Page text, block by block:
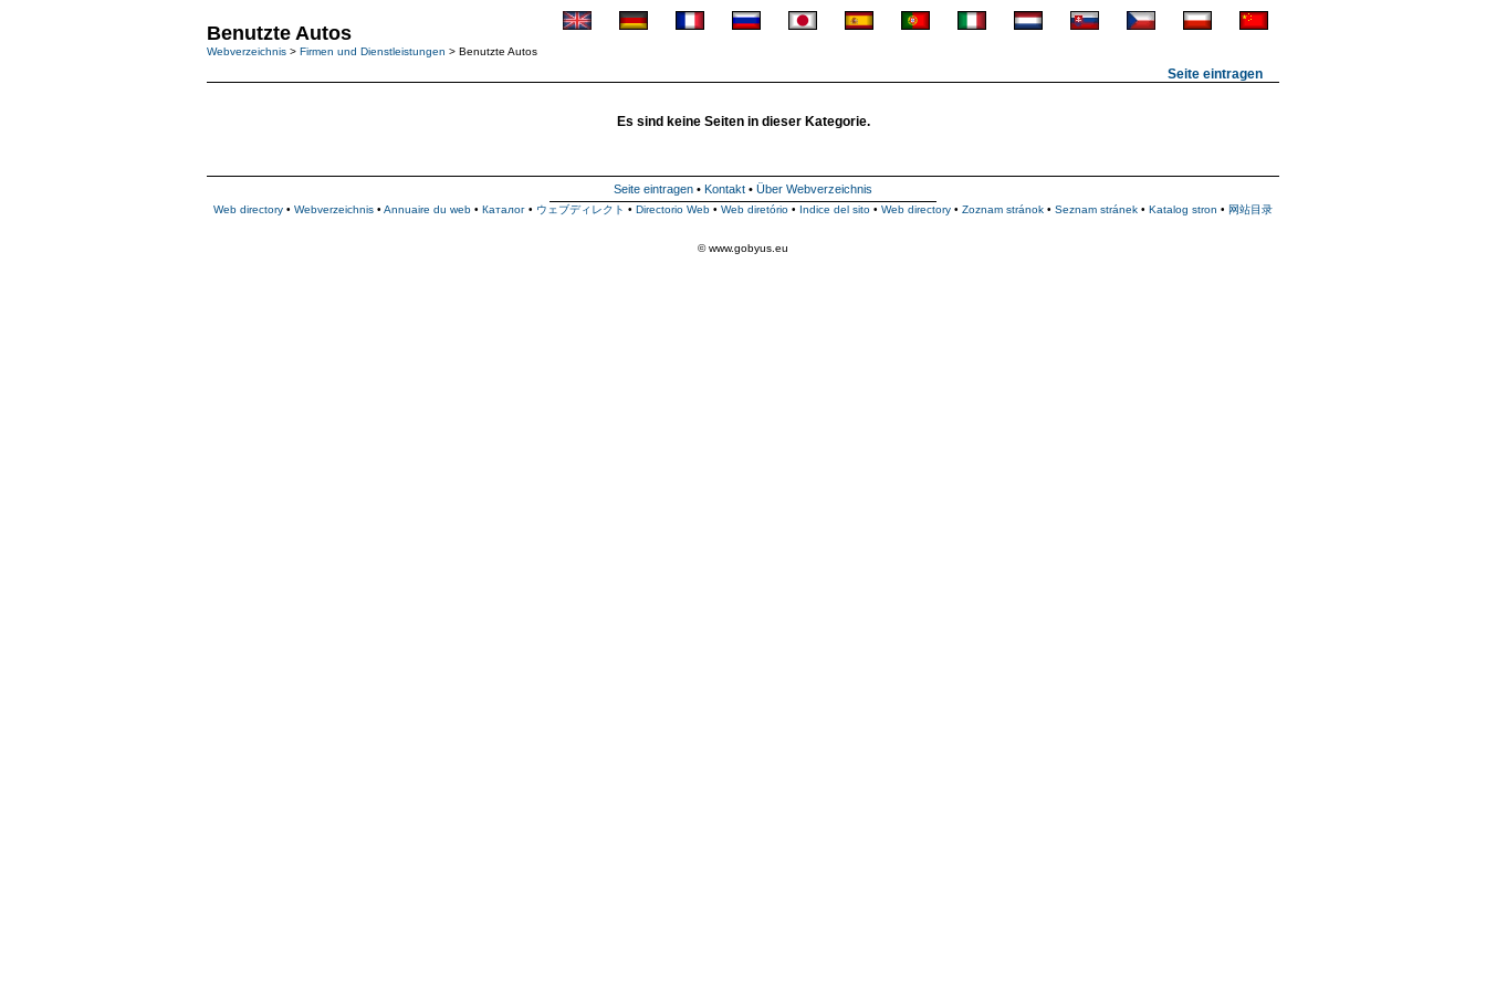
Benutzte Autos
Webverzeichnis > Firmen und Dienstleistungen > Benutzte Autos
Seite eintragen
Es sind keine Seiten in dieser Kategorie.
Seite eintragen • Kontakt • Über Webverzeichnis
Web directory • Webverzeichnis • Annuaire du web • Каталог • ウェブディレクト • Directorio Web • Web diretório • Indice del sito • Web directory • Zoznam stránok • Seznam stránek • Katalog stron • 网站目录
© www.gobyus.eu